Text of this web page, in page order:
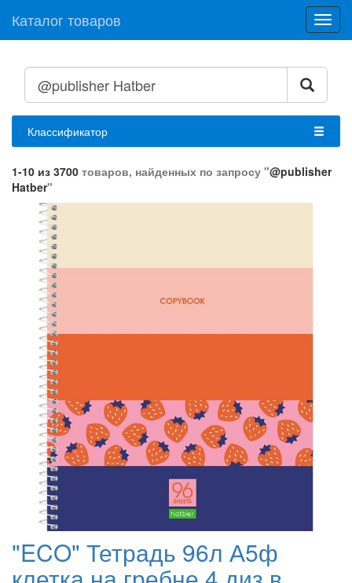
Каталог товаров
Классификатор
1-10 из 3700 товаров, найденных по запросу "@publisher
Hatber"
"ECO" Тетрадь 96л А5ф